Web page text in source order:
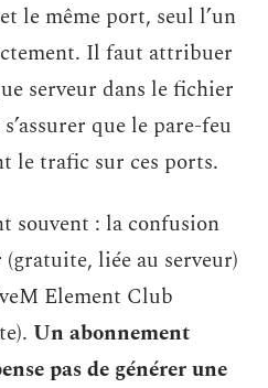
le même port, seul l’un
Il faut attribuer
serveur dans le fichier
que le pare-feu
le trafic sur ces ports.
souvent : la confusion
liée au serveur)
Element Club
Un abonnement
pas de générer une